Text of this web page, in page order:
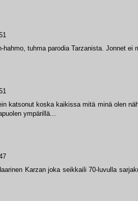
Karzan joka seikkaili 70-luvulla
katsonut koska kaikissa mitä minä olen
ympärillä...
hahmo, tuhma parodia Tarzanista. Jonnet ei